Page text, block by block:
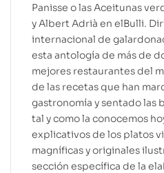
Panisse o las Aceitunas
y Albert Adrià en elBulli.
internacional de
esta antología de más de
mejores restaurantes del
de las recetas que han
gastronomía y sentado las
tal y como la conocemos
explicativos de los platos
magníficas y originales
sección específica de la